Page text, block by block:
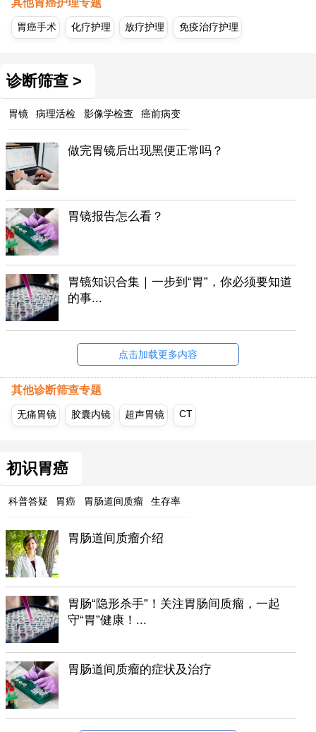
其他胃癌护理专题
胃癌手术 化疗护理 放疗护理 免疫治疗护理
诊断筛查 >
胃镜 病理活检 影像学检查 癌前病变
做完胃镜后出现黑便正常吗？
胃镜报告怎么看？
胃镜知识合集｜一步到“胃”，你必须要知道
的事...
点击加载更多内容
其他诊断筛查专题
无痛胃镜 胶囊内镜 超声胃镜 CT
初识胃癌
科普答疑 胃癌 胃肠道间质瘤 生存率
胃肠道间质瘤介绍
胃肠“隐形杀手”！关注胃肠间质瘤，一起
守“胃”健康！...
胃肠道间质瘤的症状及治疗